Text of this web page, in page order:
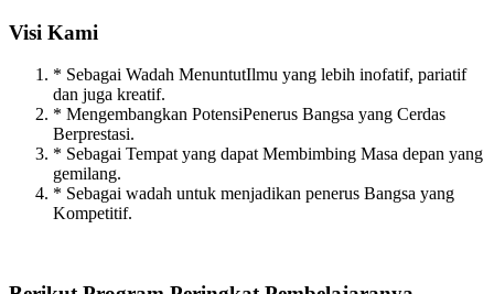
Visi Kami
* Sebagai Wadah MenuntutIlmu yang lebih inofatif, pariatif
dan juga kreatif.
* Mengembangkan PotensiPenerus Bangsa yang Cerdas
Berprestasi.
* Sebagai Tempat yang dapat Membimbing Masa depan yang
gemilang.
* Sebagai wadah untuk menjadikan penerus Bangsa yang
Kompetitif.